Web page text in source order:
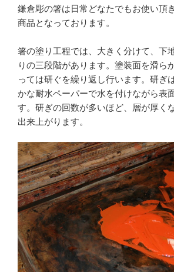
鎌倉彫の箸は日常どなたでもお使い頂
商品となっております。
箸の塗り工程では、大きく分けて、下
りの三段階があります。塗装面を滑ら
っては研ぐを繰り返し行います。研ぎ
かな耐水ペーパーで水を付けながら表
す。研ぎの回数が多いほど、層が厚く
出来上がります。